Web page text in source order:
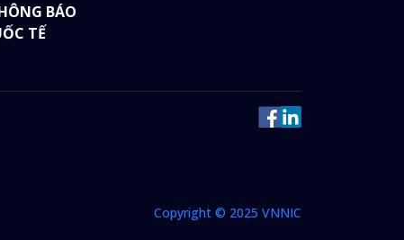
BÁO
TẾ
Copyright © 2025 VNNIC